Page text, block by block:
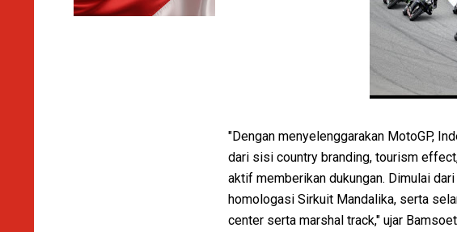
"Dengan menyelenggarakan MotoGP,
dari sisi country branding, tourism
aktif memberikan dukungan. Dimulai
homologasi Sirkuit Mandalika, serta
center serta marshal track," ujar